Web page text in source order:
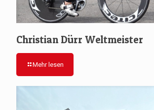
Christian Dürr Weltmeister
Mehr lesen